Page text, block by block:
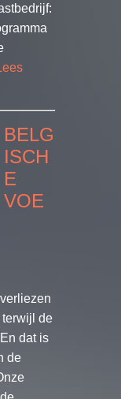
BELG
ISCH
E
VOE
terwijl de
dat is
de